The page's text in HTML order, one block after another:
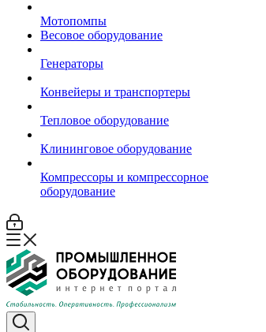
Мотопомпы
Весовое оборудование
Генераторы
Конвейеры и транспортеры
Тепловое оборудование
Клининговое оборудование
Компрессоры и компрессорное
оборудование